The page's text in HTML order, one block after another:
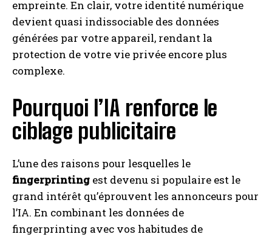
empreinte. En clair, votre identité numérique
devient quasi indissociable des données
générées par votre appareil, rendant la
protection de votre vie privée encore plus
complexe.
Pourquoi l’IA renforce le
ciblage publicitaire
L’une des raisons pour lesquelles le
fingerprinting est devenu si populaire est le
grand intérêt qu’éprouvent les annonceurs pour
l’IA. En combinant les données de
fingerprinting avec vos habitudes de